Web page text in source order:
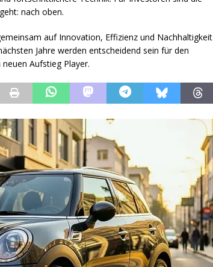
nach oben.
auf Innovation, Effizienz und Nachhaltigkeit
Jahre werden entscheidend sein für den
Aufstieg Player.